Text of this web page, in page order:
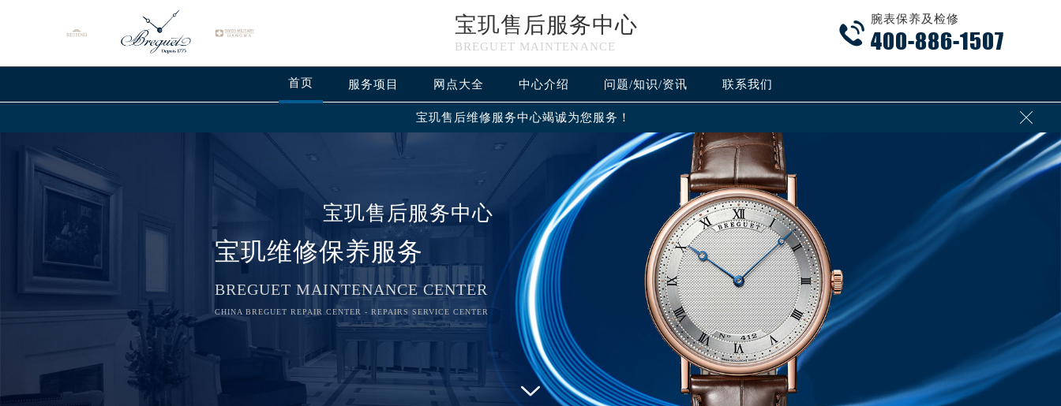
宝玑售后服务中心
BREGUET MAINTENANCE

腕表保养及检修
400-886-1507
首页 服务项目 网点大全 中心介绍 问题/知识/资讯 联系我们
宝玑售后维修服务中心竭诚为您服务！ 
宝玑售后服务中心
宝玑维修保养服务
BREGUET MAINTENANCE CENTER
CHINA BREGUET REPAIR CENTER - REPAIRS SERVICE CENTER
2026年8月宝玑中国区售后服务网络优化升级公告
2026年8月宝玑全国官方售后客户服务热线：400-886-1507
宝玑官方全国统一服务热线400-886-1507，服务覆盖中国大陆、香港、澳门、台湾全部区域（非大陆需加拨“+86”）